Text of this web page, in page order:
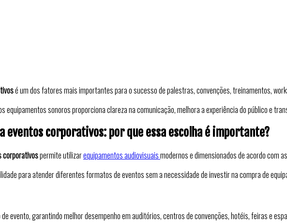
é um dos fatores mais importantes para o sucesso de palestras, convenções, treinamentos,
equipamentos sonoros proporciona clareza na comunicação, melhora a experiência do público e
eventos corporativos: por que essa escolha é importante?
corporativospermite utilizarequipamentos audiovisuaismodernos e dimensionados de acordo com
para atender diferentes formatos de eventos sem a necessidade de investir na compra de
evento, garantindo melhor desempenho em auditórios, centros de convenções, hotéis, feiras e